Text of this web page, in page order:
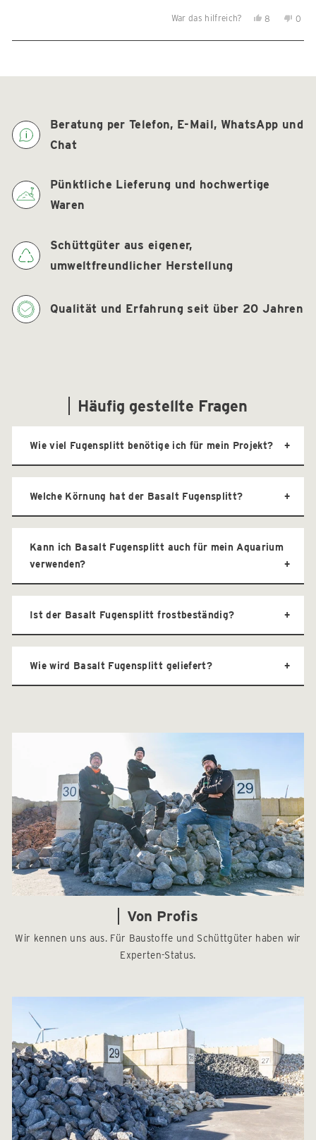
War das hilfreich?
Ja,
Nikolaus
hilfreich.
8
Ja
Nein,
nicht
0
Nein
Beratung per Telefon, E-Mail, WhatsApp und
Chat
Pünktliche Lieferung und hochwertige
Waren
Schüttgüter aus eigener,
umweltfreundlicher Herstellung
Qualität und Erfahrung seit über 20 Jahren
Häufig gestellte Fragen
Wie viel Fugensplitt benötige ich für mein Projekt?
Welche Körnung hat der Basalt Fugensplitt?
Kann ich Basalt Fugensplitt auch für mein Aquarium
verwenden?
Ist der Basalt Fugensplitt frostbeständig?
Wie wird Basalt Fugensplitt geliefert?
Von Profis
Wir kennen uns aus. Für Baustoffe und Schüttgüter haben wir
Experten-Status.